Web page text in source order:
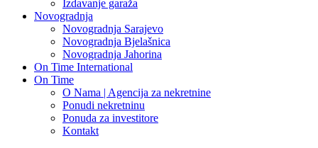
Izdavanje garaža
Novogradnja
Novogradnja Sarajevo
Novogradnja Bjelašnica
Novogradnja Jahorina
On Time International
On Time
O Nama | Agencija za nekretnine
Ponudi nekretninu
Ponuda za investitore
Kontakt